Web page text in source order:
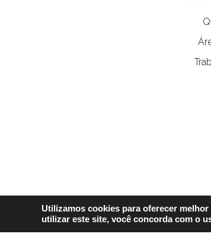
Utilizamos cookies para oferecer
utilizar este site, você concorda com o